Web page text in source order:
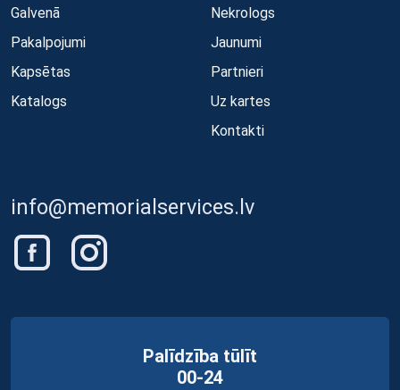
Galvenā
Pakalpojumi
Kapsētas
Katalogs
Nekrologs
Jaunumi
Partnieri
Uz kartes
Kontakti
info@memorialservices.lv
Palīdzība tūlīt
00-24